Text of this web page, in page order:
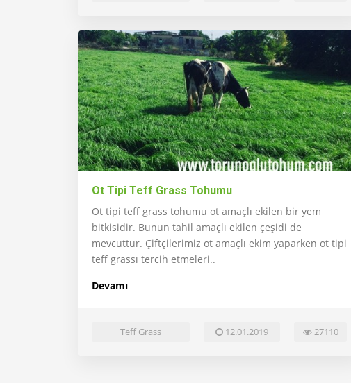
Ot Tipi Teff Grass Tohumu
Ot tipi teff grass tohumu ot amaçlı ekilen bir yem
bitkisidir. Bunun tahil amaçlı ekilen çeşidi de
mevcuttur. Çiftçilerimiz ot amaçlı ekim yaparken ot tipi
teff grassı tercih etmeleri..
Devamı
Teff Grass 12.01.2019 27110